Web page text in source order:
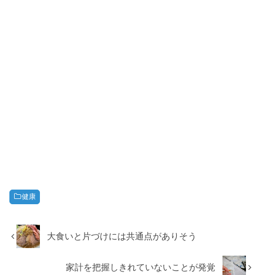
健康
大食いと片づけには共通点がありそう
家計を把握しきれていないことが発覚